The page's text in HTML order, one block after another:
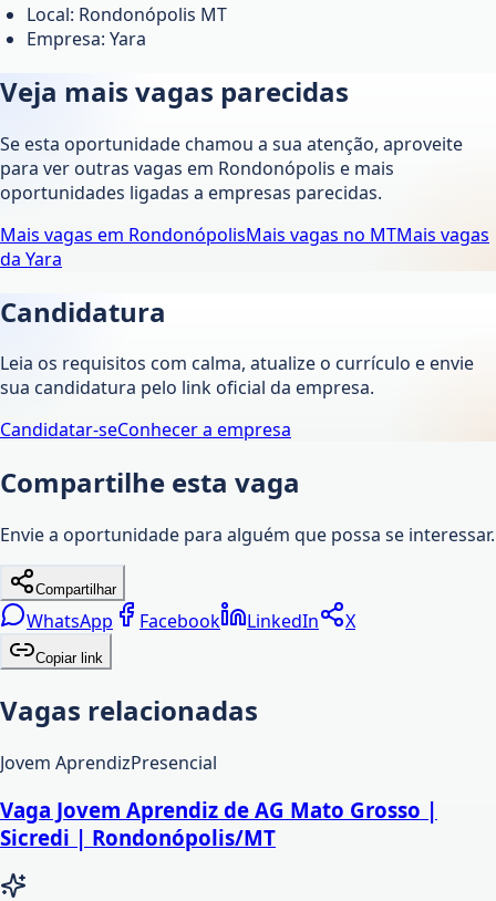
Local: Rondonópolis MT
Empresa: Yara
Veja mais vagas parecidas
Se esta oportunidade chamou a sua atenção, aproveite
para ver outras vagas em Rondonópolis e mais
oportunidades ligadas a empresas parecidas.
Mais vagas em RondonópolisMais vagas no MTMais vagas
da Yara
Candidatura
Leia os requisitos com calma, atualize o currículo e envie
sua candidatura pelo link oficial da empresa.
Candidatar-seConhecer a empresa
Compartilhe esta vaga
Envie a oportunidade para alguém que possa se interessar.
Compartilhar
WhatsApp Facebook LinkedIn X
Copiar link
Vagas relacionadas
Jovem AprendizPresencial
Vaga Jovem Aprendiz de AG Mato Grosso |
Sicredi | Rondonópolis/MT